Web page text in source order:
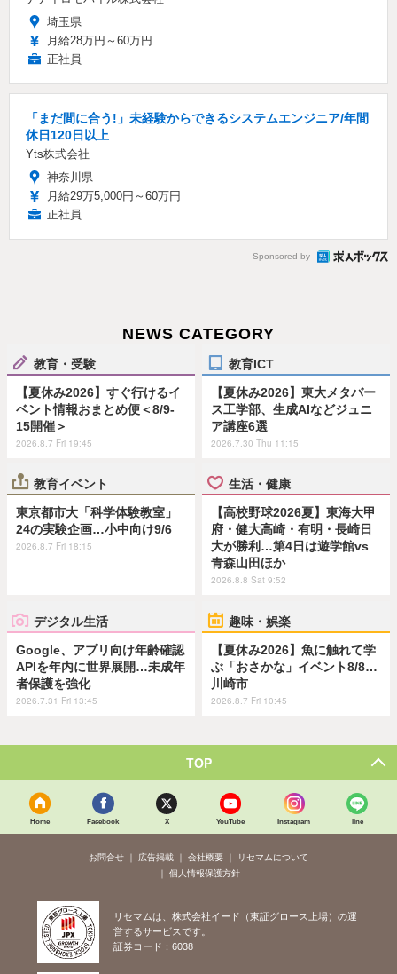
埼玉県
月給28万円～60万円
正社員
「まだ間に合う!」未経験からできるシステムエンジニア/年間
休日120日以上
Yts株式会社
神奈川県
月給29万5,000円～60万円
正社員
Sponsored by
NEWS CATEGORY
教育・受験
【夏休み2026】すぐ行けるイ
ベント情報おまとめ便＜8/9-
15開催＞
2026.8.7 Fri 19:45
教育ICT
【夏休み2026】東大メタバー
ス工学部、生成AIなどジュニ
ア講座6選
2026.7.30 Thu 11:15
教育イベント
東京都市大「科学体験教室」
24の実験企画…小中向け9/6
2026.8.7 Fri 18:15
生活・健康
【高校野球2026夏】東海大甲
府・健大高崎・有明・長崎日
大が勝利…第4日は遊学館vs
青森山田ほか
2026.8.8 Sat 9:52
デジタル生活
Google、アプリ向け年齢確認
APIを年内に世界展開…未成年
者保護を強化
2026.7.31 Fri 13:45
趣味・娯楽
【夏休み2026】魚に触れて学
ぶ「おさかな」イベント8/8…
川崎市
2026.8.7 Fri 10:45
TOP
Home Facebook X YouTube Instagram line
お問合せ 広告掲載 会社概要
リセマムについて
個人情報保護方針
リセマムは、株式会社イード（東証グロース上場）の運
営するサービスです。
証券コード：6038